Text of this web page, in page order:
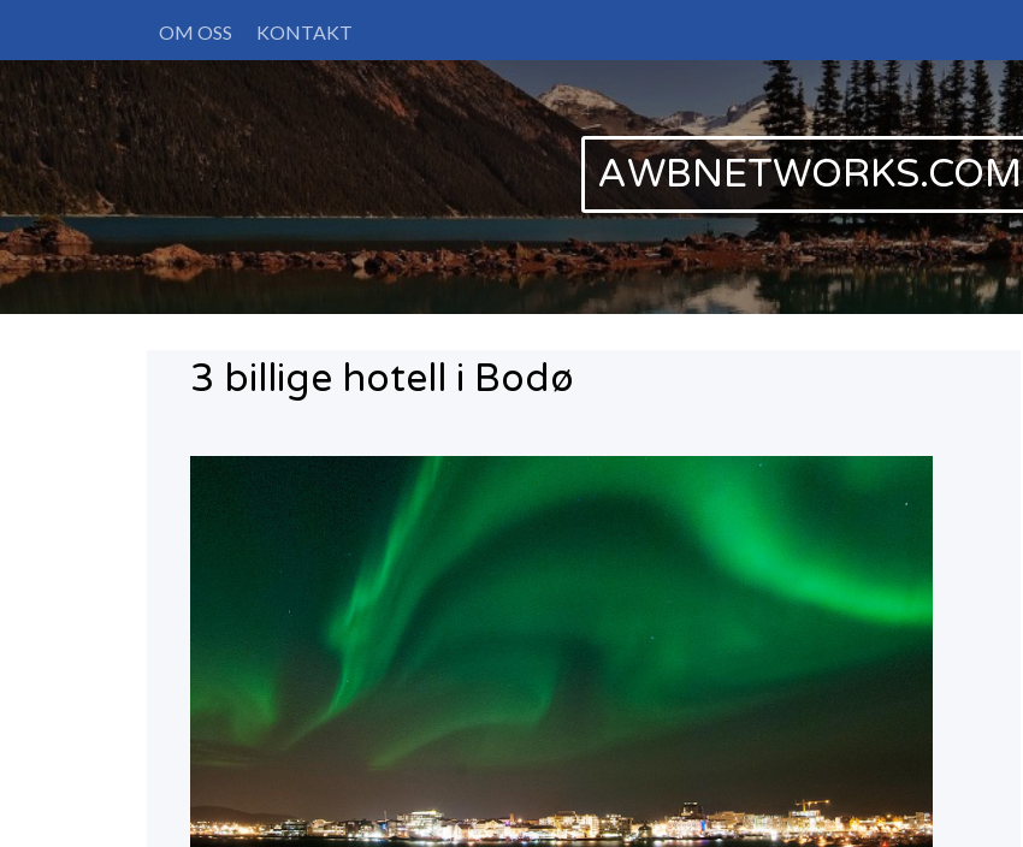
content
OM OSS KONTAKT
AWBNETWORKS.COM
3 billige hotell i Bodø